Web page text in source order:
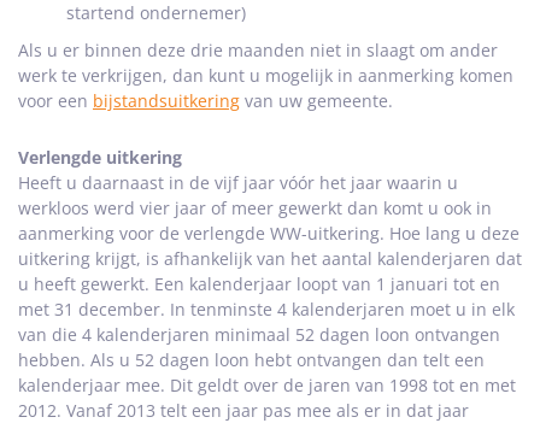
startend ondernemer)
Als u er binnen deze drie maanden niet in slaagt om ander
werk te verkrijgen, dan kunt u mogelijk in aanmerking komen
voor een bijstandsuitkering van uw gemeente.
Verlengde uitkering
Heeft u daarnaast in de vijf jaar vóór het jaar waarin u
werkloos werd vier jaar of meer gewerkt dan komt u ook in
aanmerking voor de verlengde WW-uitkering. Hoe lang u deze
uitkering krijgt, is afhankelijk van het aantal kalenderjaren dat
u heeft gewerkt. Een kalenderjaar loopt van 1 januari tot en
met 31 december. In tenminste 4 kalenderjaren moet u in elk
van die 4 kalenderjaren minimaal 52 dagen loon ontvangen
hebben. Als u 52 dagen loon hebt ontvangen dan telt een
kalenderjaar mee. Dit geldt over de jaren van 1998 tot en met
2012. Vanaf 2013 telt een jaar pas mee als er in dat jaar